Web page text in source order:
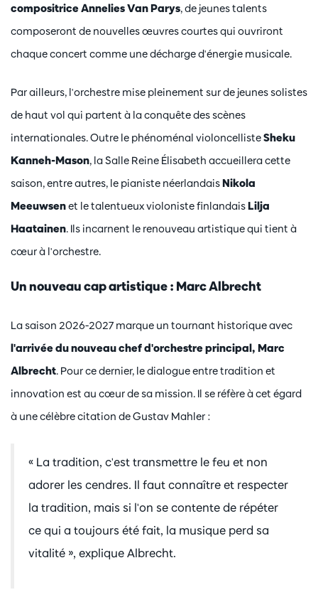
compositrice Annelies Van Parys, de jeunes talents
composeront de nouvelles œuvres courtes qui ouvriront
chaque concert comme une décharge d'énergie musicale.
Par ailleurs, l'orchestre mise pleinement sur de jeunes solistes
de haut vol qui partent à la conquête des scènes
internationales. Outre le phénoménal violoncellisteSheku
Kanneh-Mason, la Salle Reine Élisabeth accueillera cette
saison, entre autres, le pianiste néerlandaisNikola
Meeuwsenet le talentueux violoniste finlandaisLilja
Haatainen. Ils incarnent le renouveau artistique qui tient à
cœur à l'orchestre.
Un nouveau cap artistique : Marc Albrecht
La saison 2026-2027 marque un tournant historique avec
l'arrivée du nouveau chef d'orchestre principal, Marc
Albrecht. Pour ce dernier, le dialogue entre tradition et
innovation est au cœur de sa mission. Il se réfère à cet égard
à une célèbre citation de Gustav Mahler :
« La tradition, c'est transmettre le feu et non
adorer les cendres. Il faut connaître et respecter
la tradition, mais si l'on se contente de répéter
ce qui a toujours été fait, la musique perd sa
vitalité », explique Albrecht.